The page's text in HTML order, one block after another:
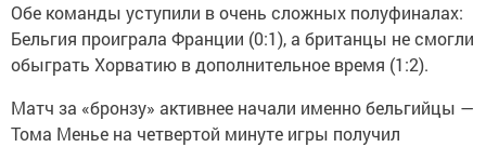
Обе команды уступили в очень сложных полуфиналах:
Бельгия проиграла Франции (0:1), а британцы не смогли
обыграть Хорватию в дополнительное время (1:2).
Матч за «бронзу» активнее начали именно бельгийцы —
Тома Менье на четвертой минуте игры получил